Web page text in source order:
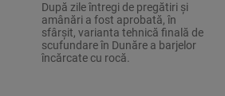
După zile întregi de pregătiri și
amânări a fost aprobată, în
sfârșit, varianta tehnică finală de
scufundare în Dunăre a barjelor
încărcate cu rocă.